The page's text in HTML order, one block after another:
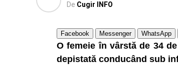
De Cugir INFO
Facebook Messenger WhatsApp
O femeie în vârstă de 34
depistată conducând sub